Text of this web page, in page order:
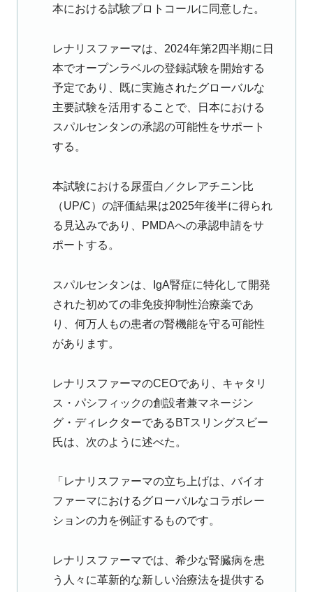
本における試験プロトコールに同意した。
レナリスファーマは、2024年第2四半期に日
本でオープンラベルの登録試験を開始する
予定であり、既に実施されたグローバルな
主要試験を活用することで、日本における
スパルセンタンの承認の可能性をサポート
する。
本試験における尿蛋白／クレアチニン比
（UP/C）の評価結果は2025年後半に得られ
る見込みであり、PMDAへの承認申請をサ
ポートする。
スパルセンタンは、IgA腎症に特化して開発
された初めての非免疫抑制性治療薬であ
り、何万人もの患者の腎機能を守る可能性
があります。
レナリスファーマのCEOであり、キャタリ
ス・パシフィックの創設者兼マネージン
グ・ディレクターであるBTスリングスビー
氏は、次のように述べた。
「レナリスファーマの立ち上げは、バイオ
ファーマにおけるグローバルなコラボレー
ションの力を例証するものです。
レナリスファーマでは、希少な腎臓病を患
う人々に革新的な新しい治療法を提供する